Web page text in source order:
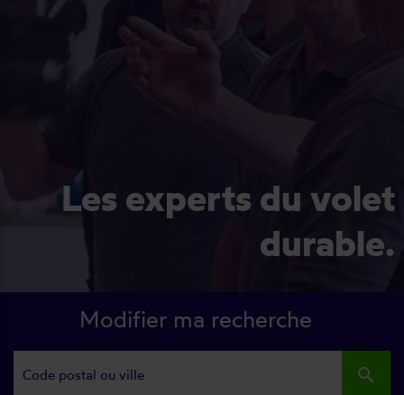
Les experts du volet
durable.
Modifier ma recherche
search